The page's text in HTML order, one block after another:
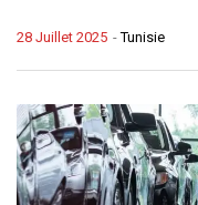
-Tunisie
28 Juillet 2025